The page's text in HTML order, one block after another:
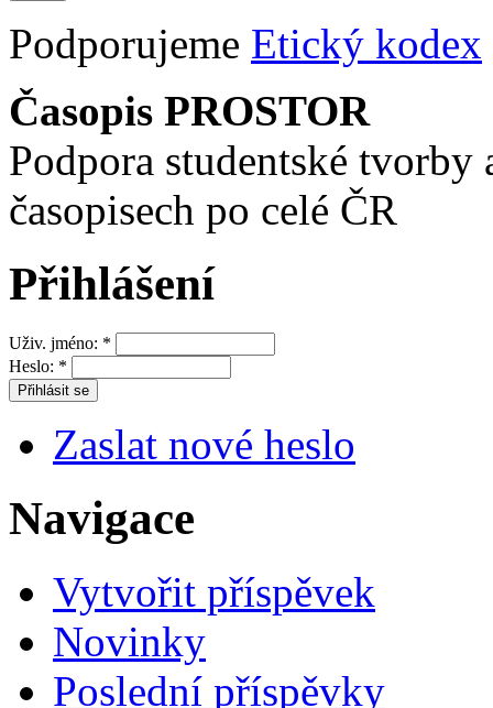
Podporujeme Etický kodex
Časopis PROSTOR
Podpora studentské
časopisech po celé ČR
Přihlášení
Uživ. jméno: *
Heslo: *
Zaslat nové heslo
Navigace
Vytvořit příspěvek
Novinky
Poslední příspěvky